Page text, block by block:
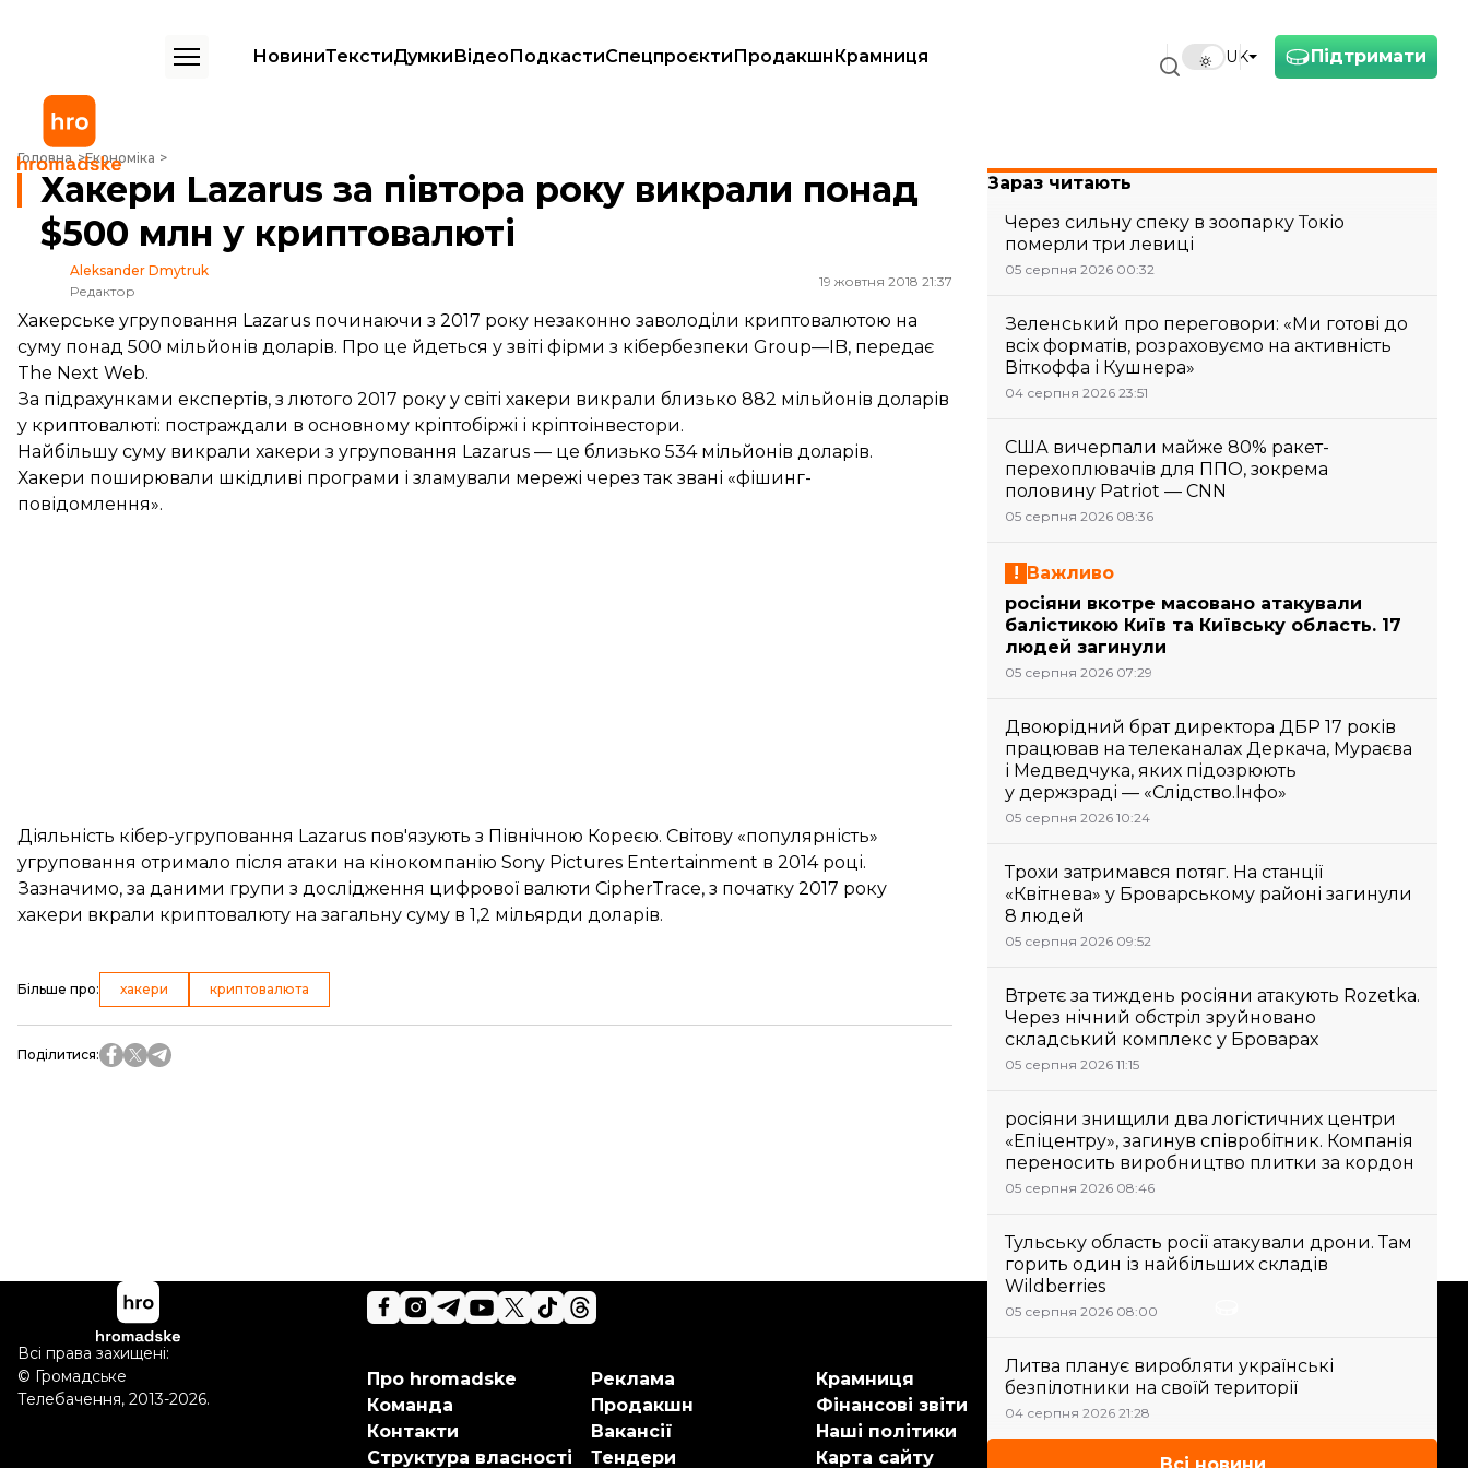
Підтримати
UK
НовиниТекстиДумкиВідеоПодкастиСпецпроєктиПродакшнКрамниця
Головна Економіка
Хакери Lazarus за півтора року викрали понад $500 млн у криптовалюті
Хакери Lazarus за півтора року викрали понад
$500 млн у криптовалюті
Aleksander Dmytruk
Редактор
19 жовтня 2018 21:37
Хакерське угруповання Lazarus починаючи з 2017 року незаконно заволоділи криптовалютою на
суму понад 500 мільйонів доларів. Про це йдеться у звіті фірми з кібербезпеки Group—IB, передає
The Next Web.
За підрахунками експертів, з лютого 2017 року у світі хакери викрали близько 882 мільйонів доларів
у криптовалюті: постраждали в основному кріптобіржі і кріптоінвестори.
Найбільшу суму викрали хакери з угруповання Lazarus — це близько 534 мільйонів доларів.
Хакери поширювали шкідливі програми і зламували мережі через так звані «фішинг-
повідомлення».
Діяльність кібер-угруповання Lazarus пов'язують з Північною Кореєю. Світову «популярність»
угруповання отримало після атаки на кінокомпанію Sony Pictures Entertainment в 2014 році.
Зазначимо, за даними групи з дослідження цифрової валюти CipherTrace, з початку 2017 року
хакери вкрали криптовалюту на загальну суму в 1,2 мільярди доларів.
Більше про: хакери криптовалюта
Поділитися:
Зараз читають
Через сильну спеку в зоопарку Токіо
померли три левиці
05 серпня 2026 00:32
Зеленський про переговори: «Ми готові до
всіх форматів, розраховуємо на активність
Віткоффа і Кушнера»
04 серпня 2026 23:51
США вичерпали майже 80% ракет-
перехоплювачів для ППО, зокрема
половину Patriot — CNN
05 серпня 2026 08:36
Важливо
росіяни вкотре масовано атакували
балістикою Київ та Київську область. 17
людей загинули
05 серпня 2026 07:29
Двоюрідний брат директора ДБР 17 років
працював на телеканалах Деркача, Мураєва
і Медведчука, яких підозрюють
у держзраді — «Слідство.Інфо»
05 серпня 2026 10:24
Трохи затримався потяг. На станції
«Квітнева» у Броварському районі загинули
8 людей
05 серпня 2026 09:52
Втретє за тиждень росіяни атакують Rozetka.
Через нічний обстріл зруйновано
складський комплекс у Броварах
05 серпня 2026 11:15
росіяни знищили два логістичних центри
«Епіцентру», загинув співробітник. Компанія
переносить виробництво плитки за кордон
05 серпня 2026 08:46
Тульську область росії атакували дрони. Там
горить один із найбільших складів
Wildberries
05 серпня 2026 08:00
Литва планує виробляти українські
безпілотники на своїй території
04 серпня 2026 21:28
Підтримай hromadske.
Ми працюємо для тебе та
другом
Про hromadske
Команда
Контакти
Структура власності
Реклама
Продакшн
Вакансії
Тендери
Крамниця
Фінансові звіти
Наші політики
Карта сайту
Всі права захищені:
© Громадське
Телебачення, 2013-2026.